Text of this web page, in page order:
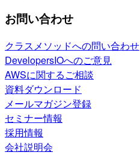
お問い合わせ
クラスメソッドへの問い合わせ
DevelopersIOへのご意見
AWSに関するご相談
資料ダウンロード
メールマガジン登録
セミナー情報
採用情報
会社説明会